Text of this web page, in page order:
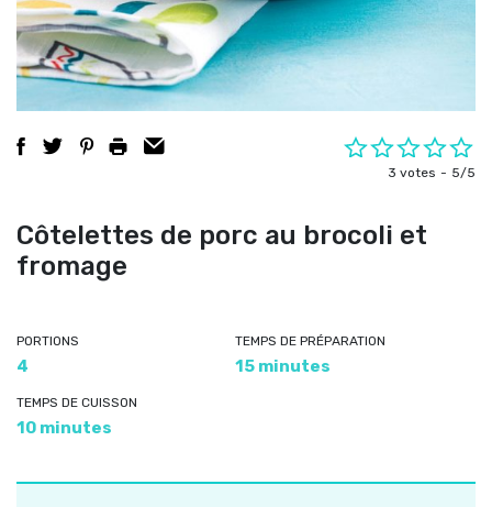
3 votes 5/5
Côtelettes de porc au brocoli et
fromage
PORTIONS
4
TEMPS DE PRÉPARATION
15 minutes
TEMPS DE CUISSON
10 minutes